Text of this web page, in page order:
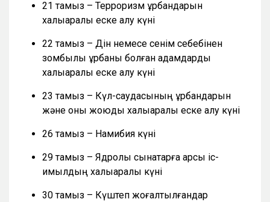
21 тамыз – Терроризм құрбандарын
халықаралық еске алу күні
22 тамыз – Дін немесе сенім себебінен
зомбылық құрбаны болған адамдарды
халықаралық еске алу күні
23 тамыз – Күл-саудасының құрбандарын
және оны жоюды халықаралық еске алу күні
26 тамыз – Намибия күні
29 тамыз – Ядролық сынақтарға қарсы іс-
қимылдың халықаралық күні
30 тамыз – Күштеп жоғалтылғандар